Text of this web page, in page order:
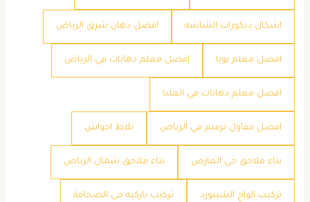
اشكال ديكورات الشاشه افضل دهان شرق الرياض
افضل معلم بويا افضل معلم دهانات في الرياض
افضل معلم دهانات في العليا
افضل مقاول ترميم في الرياض بلاط احواش
بناء ملاحق حي العارض بناء ملاحق شمال الرياض
تركيب الواح الشيبورد تركيب باركيه حي الصحافة